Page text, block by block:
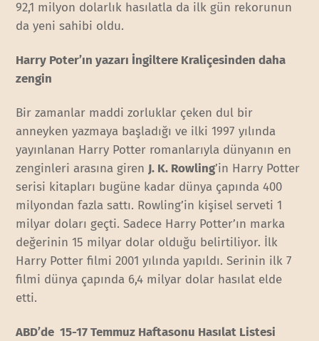
92,1 milyon dolarlık hasılatla da ilk gün rekorunun
da yeni sahibi oldu.
Harry Poter’ın yazarı İngiltere Kraliçesinden daha
zengin
Bir zamanlar maddi zorluklar çeken dul bir
anneyken yazmaya başladığı ve ilki 1997 yılında
yayınlanan Harry Potter romanlarıyla dünyanın en
zenginleri arasına giren J. K. Rowling’in Harry Potter
serisi kitapları bugüne kadar dünya çapında 400
milyondan fazla sattı. Rowling’in kişisel serveti 1
milyar doları geçti. Sadece Harry Potter’ın marka
değerinin 15 milyar dolar olduğu belirtiliyor. İlk
Harry Potter filmi 2001 yılında yapıldı. Serinin ilk 7
filmi dünya çapında 6,4 milyar dolar hasılat elde
etti.
ABD’de 15-17 Temmuz Haftasonu Hasılat Listesi